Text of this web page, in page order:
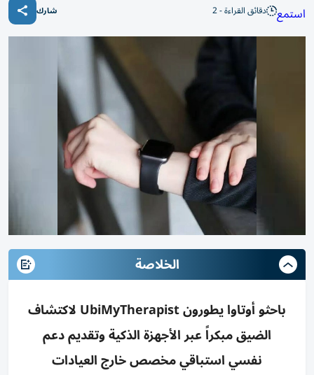
استمع دقائق القراءة - 2 شارك
الخلاصة
باحثو أوتاوا يطورون UbiMyTherapist لاكتشاف
الضيق مبكراً عبر الأجهزة الذكية وتقديم دعم
نفسي استباقي مخصص خارج العيادات